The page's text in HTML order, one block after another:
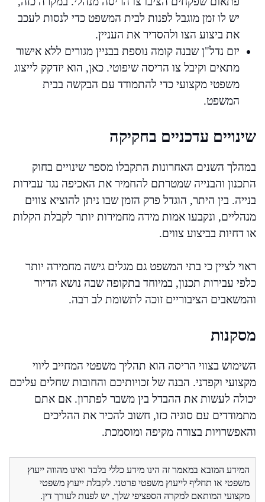
יש לו זמן מוגבל לפנות לבית המשפט כדי לנסות לעכב
את ביצוע הצו ולהסדיר את העניין.
יזם נדל"ן שבנה קומה נוספת בבניין מגורים ללא אישור
מתאים וקיבל צו הריסה שיפוטי. כאן, הוא יזדקק לייצוג
משפטי מקצועי כדי להתמודד עם הבקשה בבית
המשפט.
שינויים עדכניים בחקיקה
במהלך השנים האחרונות התקבלו מספר שינויים בחוק
התכנון והבנייה שמטרתם להחמיר את האכיפה נגד עבירות
בנייה. בין היתר, הוגדל פרק הזמן שבו ניתן להוציא צווים
מנהליים, ונקבעו אמות מידה מחמירות יותר לקבלת הקלות
או דחיות בביצוע צווים.
ראוי לציין כי בתי המשפט גם מגלים גישה מחמירה יותר
כלפי עבירות תכנון, במיוחד בתקופה שבה נושא הדיור
והמשאבים הציבוריים זוכה לתשומת לב רבה.
מסקנות
השימוש בצווי הריסה הוא תהליך משפטי המחייב ליווי
מקצועי וקפדני. הבנה של זכויותיכם והחובות שחלים עליכם
יכולה לעשות את ההבדל בין משבר לפתרון. אם אתם
מתמודדים עם סוגיה כזו, חשוב להכיר את ההליכים
והאפשרויות בצורה מקיפה ומוסמכת.
המידע המובא במאמר זה הינו מידע כללי בלבד ואינו מהווה ייעוץ
משפטי או תחליף לייעוץ משפטי פרטני. לקבלת ייעוץ משפטי
מקצועי המותאם למקרה הספציפי שלך, יש לפנות לעורך דין.